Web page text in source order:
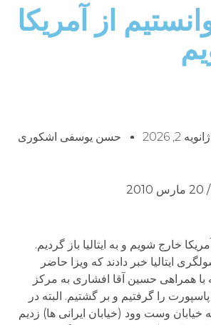
از آمریکا
ژانویه 2, 2026 حسن یوسفی اشکوری
خارج شویم و به ایتالیا باز گردیم.
ایتالیا خبر دادند که ویزا حاضر
همراهی حسین آقا افشاری به مرکز
را گرفتیم و بر گشتیم. البته در
وست وود (خیابان ایرانی ها) زدیم